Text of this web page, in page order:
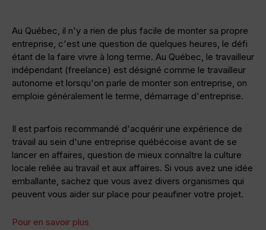
Au Québec, il n'y a rien de plus facile de monter sa propre
entreprise, c'est une question de quelques heures, le défi
étant de la faire vivre à long terme. Au Québec, le travailleur
indépendant (freelance) est désigné comme le travailleur
autonome et lorsqu'on parle de monter son entreprise, on
emploie généralement le terme, démarrage d'entreprise.
Il est parfois recommandé d'acquérir une expérience de
travail au sein d'une entreprise québécoise avant de se
lancer en affaires, question de mieux connaître la culture
locale reliée au travail et aux affaires. Si vous avez une idée
emballante, sachez que vous avez divers organismes qui
peuvent vous aider sur place pour peaufiner votre projet.
Pour en savoir plus